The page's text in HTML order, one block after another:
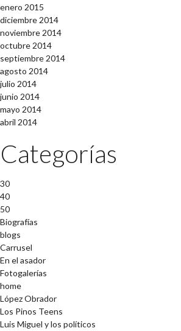
enero 2015
diciembre 2014
noviembre 2014
octubre 2014
septiembre 2014
agosto 2014
julio 2014
junio 2014
mayo 2014
abril 2014
Categorías
30
40
50
Biografías
blogs
Carrusel
En el asador
Fotogalerías
home
López Obrador
Los Pinos Teens
Luis Miguel y los políticos